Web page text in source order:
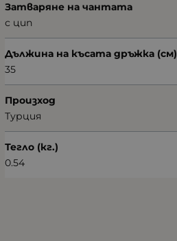
Затваряне на чантата
с цип
Дължина на късата дръжка (см)
35
Произход
Турция
Тегло (кг.)
0.54